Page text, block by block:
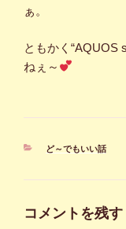
ぁ。
ともかく“AQUOS
ねぇ～
カ
ど～でもいい話
コメントを残す